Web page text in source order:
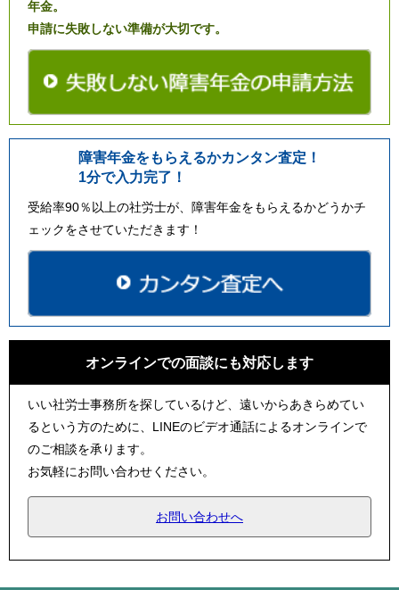
年金。
申請に失敗しない準備が大切です。
障害年金をもらえるかカンタン査定！
1分で入力完了！
受給率90％以上の社労士が、障害年金をもらえるかどうかチ
ェックをさせていただきます！
オンラインでの面談にも対応します
いい社労士事務所を探しているけど、遠いからあきらめてい
るという方のために、LINEのビデオ通話によるオンラインで
のご相談を承ります。
お気軽にお問い合わせください。
お問い合わせへ